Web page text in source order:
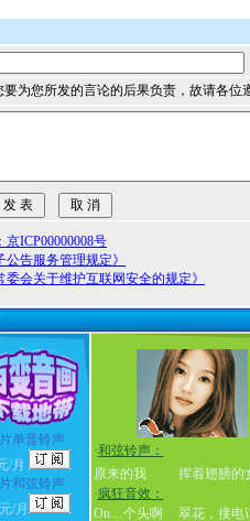
要为您所发的言论的后果负责，故请各位
ICP00000008号
告服务管理规定》
会关于维护互联网安全的规定》
单音铃声
/月
和弦铃声
/月
·和弦铃声：
原来的我
挥着翅膀的
·疯狂音效：
On…个头啊
翠花，接